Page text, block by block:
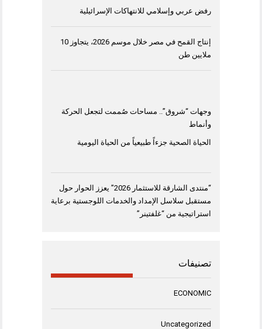
رفض عربي وإسلامي للانتهاكات الإسرائيلية
إنتاج القمح في مصر خلال موسم 2026، يتجاوز 10
ملايين طن
وجهات “شروق”.. مساحات صُممت لتجعل الحركة
وأنماط
الحياة الصحية جزءاً طبيعياً من الحياة اليومية
“منتدى الشارقة للاستثمار 2026” يعزز الحوار حول
مستقبل سلاسل الإمداد والخدمات اللوجستية برعاية
استراتيجية من “غلفتينر”
تصنيفات
ECONOMIC
Uncategorized